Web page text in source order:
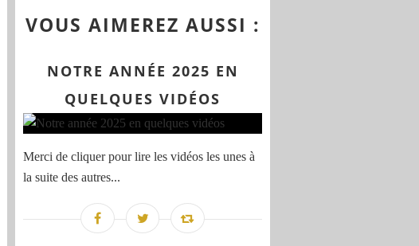
VOUS AIMEREZ AUSSI :
NOTRE ANNÉE 2025 EN
QUELQUES VIDÉOS
Merci de cliquer pour lire les vidéos les unes à
la suite des autres...